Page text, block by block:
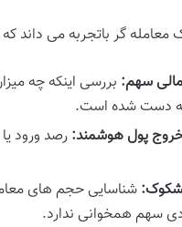
معامله گر باتجربه می داند که
سهم: بررسی اینکه چه
دست شده است.
پول هوشمند: رصد ورود
شناسایی حجم های
سهم همخوانی ندارد.